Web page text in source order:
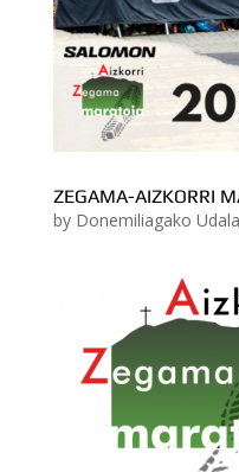
ZEGAMA-AIZKORRI
by Donemiliagako Udala